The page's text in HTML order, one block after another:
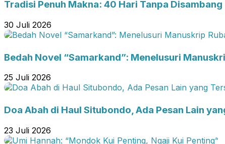
Tradisi Penuh Makna: 40 Hari Tanpa Disambang
30 Juli 2026
Bedah Novel “Samarkand”: Menelusuri
25 Juli 2026
Doa Abah di Haul Situbondo, Ada Pesan Lain
23 Juli 2026